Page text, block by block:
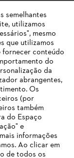
semelhantes
utilizamos
mesmo
que utilizamos
conteúdo
do
da
abrangentes,
Os
(por
também
do Espaço
e
informações
Ao clicar em
de todos os